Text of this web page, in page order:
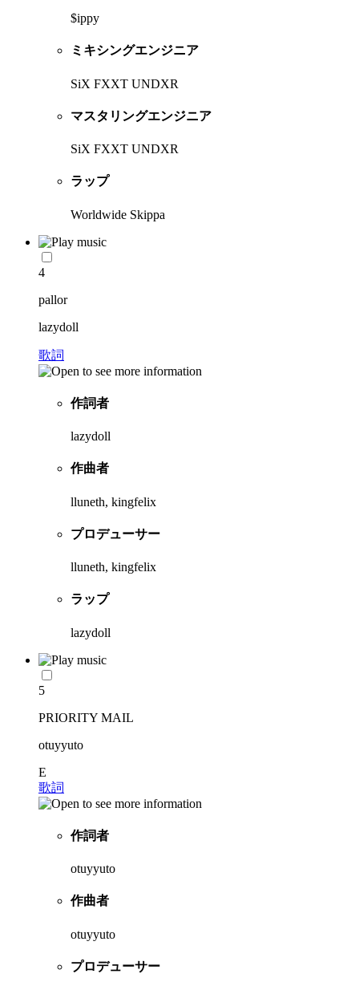
$ippy
ミキシングエンジニア
SiX FXXT UNDXR
マスタリングエンジニア
SiX FXXT UNDXR
ラップ
Worldwide Skippa
4
pallor
lazydoll
歌詞
作詞者
lazydoll
作曲者
lluneth, kingfelix
プロデューサー
lluneth, kingfelix
ラップ
lazydoll
5
PRIORITY MAIL
otuyyuto
E
歌詞
作詞者
otuyyuto
作曲者
otuyyuto
プロデューサー